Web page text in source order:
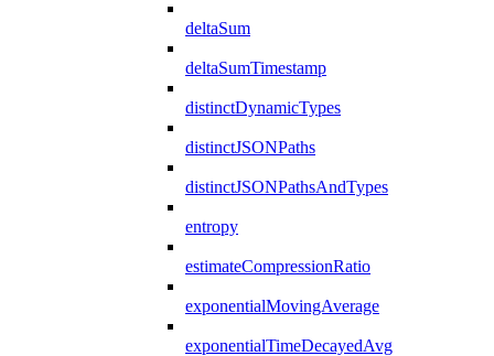
deltaSum
deltaSumTimestamp
distinctDynamicTypes
distinctJSONPaths
distinctJSONPathsAndTypes
entropy
estimateCompressionRatio
exponentialMovingAverage
exponentialTimeDecayedAvg